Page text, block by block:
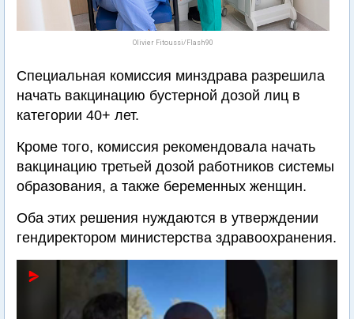
Olivier Fitoussi/Flash90
Специальная комиссия минздрава разрешила
начать вакцинацию бустерной дозой лиц в
категории 40+ лет.
Кроме того, комиссия рекомендовала начать
вакцинацию третьей дозой работников системы
образования, а также беременных женщин.
Оба этих решения нуждаются в утверждении
гендиректором министерства здравоохранения.